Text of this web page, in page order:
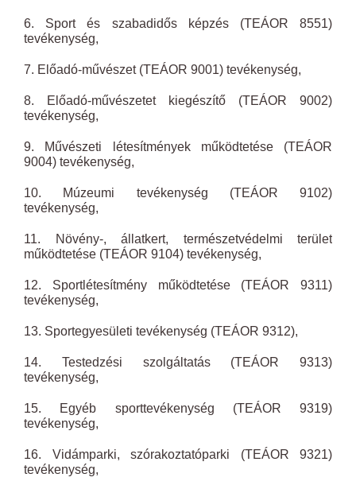
6. Sport és szabadidős képzés (TEÁOR 8551)
tevékenység,
7. Előadó-művészet (TEÁOR 9001) tevékenység,
8. Előadó-művészetet kiegészítő (TEÁOR 9002)
tevékenység,
9. Művészeti létesítmények működtetése (TEÁOR
9004) tevékenység,
10. Múzeumi tevékenység (TEÁOR 9102)
tevékenység,
11. Növény-, állatkert, természetvédelmi terület
működtetése (TEÁOR 9104) tevékenység,
12. Sportlétesítmény működtetése (TEÁOR 9311)
tevékenység,
13. Sportegyesületi tevékenység (TEÁOR 9312),
14. Testedzési szolgáltatás (TEÁOR 9313)
tevékenység,
15. Egyéb sporttevékenység (TEÁOR 9319)
tevékenység,
16. Vidámparki, szórakoztatóparki (TEÁOR 9321)
tevékenység,